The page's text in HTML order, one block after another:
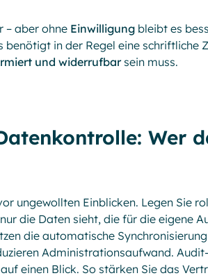
– aber ohne Einwilligung bleibt es
in der Regel eine schriftliche
und widerrufbarsein muss.
Wer
ungewollten Einblicken. Legen Sie
die Daten sieht, die für die eigene
die automatische
Administrations­aufwand.
einen Blick. So stärken Sie das